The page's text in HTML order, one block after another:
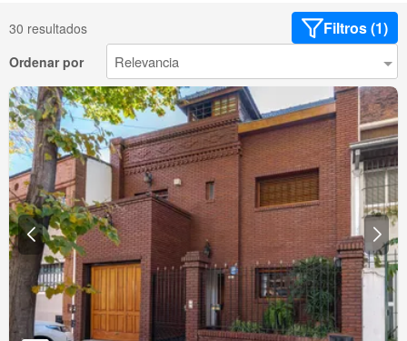
30 resultados Filtros (1)
Ordenar por